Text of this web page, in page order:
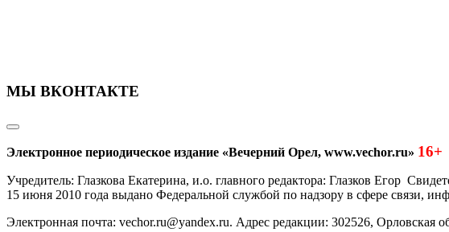
МЫ ВКОНТАКТЕ
Электронное периодическое издание «Вечерний Орел, www.vechor.ru» 16+
Учредитель: Глазкова Екатерина, и.о. главного редактора: Глазков Егор
15 июня 2010 года выдано Федеральной службой по надзору в сфере связи,
Электронная почта: vechor.ru@yandex.ru. Адрес редакции: 302526, Орловская